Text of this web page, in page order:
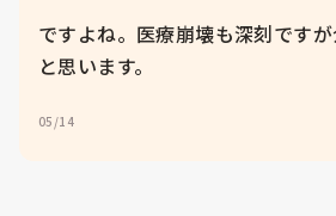
ですよね。医療崩壊も深刻です
と思います。
05/14